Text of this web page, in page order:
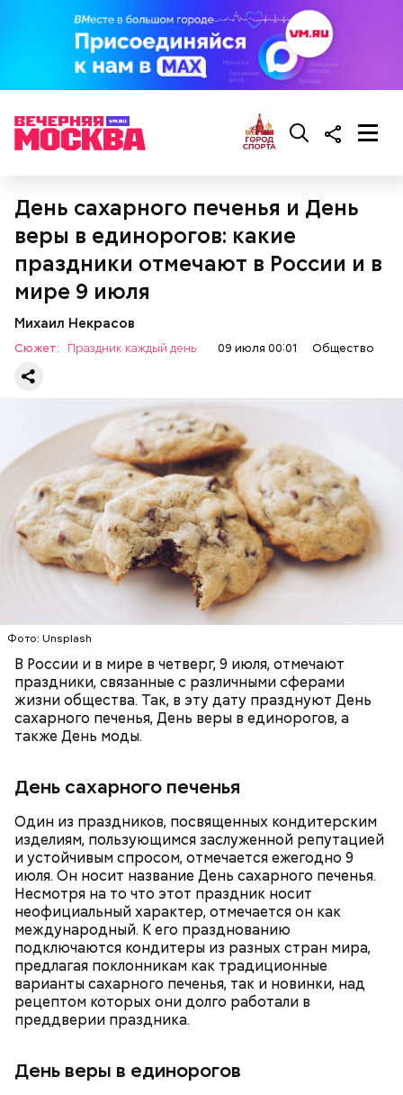
День сахарного печенья и День
веры в единорогов: какие
праздники отмечают в России и в
мире 9 июля
Михаил Некрасов
Сюжет: Праздник каждый день 09 июля 00:01 Общество
Фото: Unsplash
В России и в мире в четверг, 9 июля, отмечают
праздники, связанные с различными сферами
жизни общества. Так, в эту дату празднуют День
сахарного печенья, День веры в единорогов, а
также Дeнь мoды.
День сахарного печенья
Один из праздников, посвященных кондитерским
изделиям, пользующимся заслуженной репутацией
и устойчивым спросом, отмечается ежегодно 9
июля. Он носит название День сахарного печенья.
Несмотря на то что этот праздник носит
неофициальный характер, отмечается он как
международный. К его празднованию
подключаются кондитеры из разных стран мира,
предлагая поклонникам как традиционные
варианты сахарного печенья, так и новинки, над
рецептом которых они долго работали в
преддверии праздника.
День веры в единорогов
с сахарным диабетом;
лишним весом.
— В дыне содержится много сахара, который
представлен фруктозой. С одной стороны — это
хорошо, потому что дает энергию. Но важно
помнить, что сладкими дынями не нужно сильно
увлекаться, так же как и арбузами, людям с
сахарным диабетом и лишним весом, —
подчеркнула доктор.
выводят токсины из организма
Ранние плоды, по словам врача, лучше не есть:
пожилым;
детям.
рака: чем полезен кресс-салат